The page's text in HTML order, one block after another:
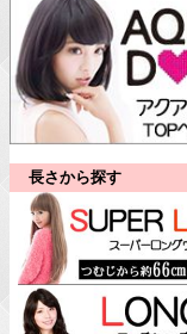
長さから探す